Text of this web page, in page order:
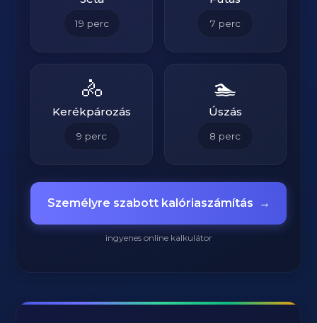
19 perc 7 perc
🚴
Kerékpározás
9 perc
🏊
Úszás
8 perc
Személyre szabott kalóriaszámítás →
ingyenes online kalkulátor